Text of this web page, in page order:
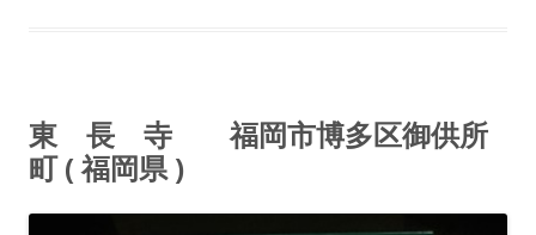
東 長 寺 福岡市博多区御供所
町 ( 福岡県 )